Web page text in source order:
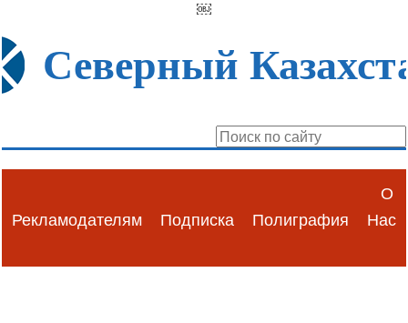
￼
Северный
Рекламодателям Подписка Полиграфия
О
Нас